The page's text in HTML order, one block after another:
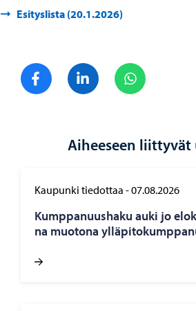
Esityslista (20.1.2026)
Jaa FacebookJaa LinkedIn
Aiheeseen
Kaupunki tiedottaa -07.08.2026
Kump­pa­nuus­ha­ku auki jo
na muo­to­na